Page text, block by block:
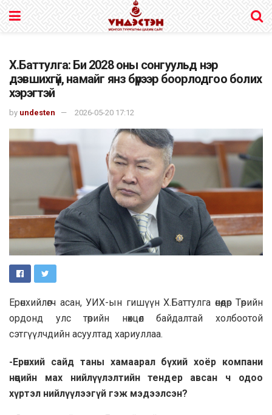
Х.Баттулга: Би 2028 оны сонгуульд нэр
дэвшихгүй, намайг янз бүрээр боорлодгоо болих
хэрэгтэй
by undesten 2026-05-20 17:12
Ерөнхийлөгч асан, УИХ-ын гишүүн Х.Баттулга өнөөдөр Төрийн
ордонд улс төрийн нөхцөл байдалтай холбоотой
сэтгүүлчдийн асуултад хариуллаа.
-Ерөнхий сайд таны хамаарал бүхий хоёр компани
нөөцийн мах нийлүүлэлтийн тендер авсан ч одоо
хүртэл нийлүүлээгүй гэж мэдээлсэн?